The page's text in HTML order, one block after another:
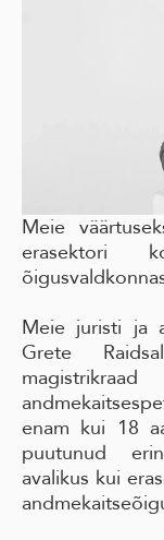
Meie
erasektori
Meie juristi ja
Grete
enam kui 18
puutunud
avalikus kui